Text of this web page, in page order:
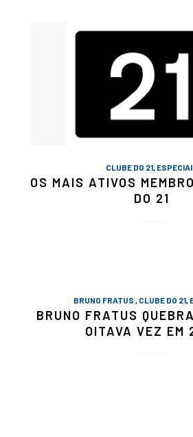
CLUBE DO 21
OS MAIS ATIVOS
DO 21
BRUNO FRATUS , CLUBE DO 21,
BRUNO FRATUS
OITAVA VEZ EM